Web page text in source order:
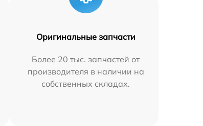
Оригинальные запчасти
Более 20 тыс. запчастей от
производителя в наличии на
собственных складах.